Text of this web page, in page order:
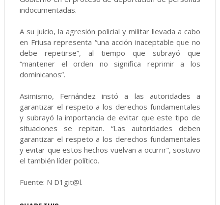
indocumentadas.
A su juicio, la agresión policial y militar llevada a cabo
en Friusa representa “una acción inaceptable que no
debe repetirse”, al tiempo que subrayó que
“mantener el orden no significa reprimir a los
dominicanos”.
Asimismo, Fernández instó a las autoridades a
garantizar el respeto a los derechos fundamentales
y subrayó la importancia de evitar que este tipo de
situaciones se repitan. “Las autoridades deben
garantizar el respeto a los derechos fundamentales
y evitar que estos hechos vuelvan a ocurrir”, sostuvo
el también líder político.
Fuente: N D1git@l.